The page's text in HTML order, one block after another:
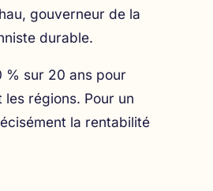
gouverneur de la
durable.
% sur 20 ans pour
régions. Pour un
la rentabilité